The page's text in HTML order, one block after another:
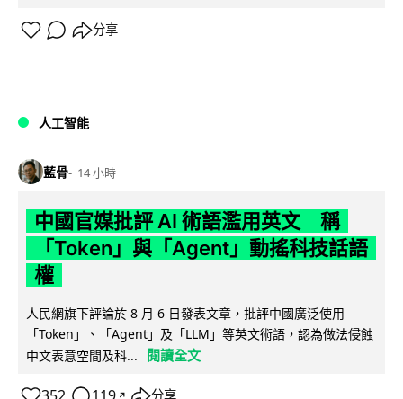
分享
人工智能
藍骨 14 小時
中國官媒批評 AI 術語濫用英文 稱
「Token」與「Agent」動搖科技話語
權
人民網旗下評論於 8 月 6 日發表文章，批評中國廣泛使用
「Token」、「Agent」及「LLM」等英文術語，認為做法侵蝕
中文表意空間及科...
閱讀全文
↗